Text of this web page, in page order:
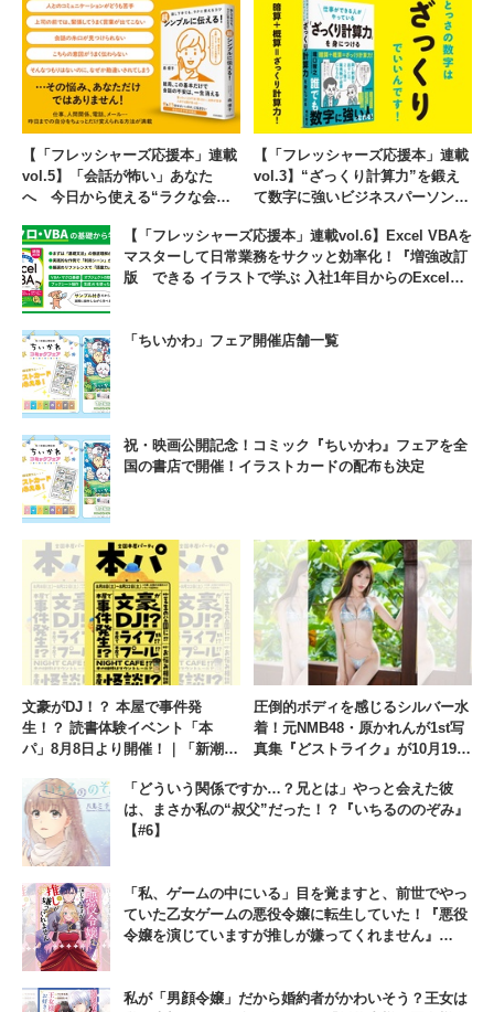
【「フレッシャーズ応援本」連載
vol.5】「会話が怖い」あなた
へ 今日から使える“ラクな会
下手でも、ラクに言えるコツ 超
シンプルに伝える！』
【「フレッシャーズ応援本」連載
vol.3】“ざっくり計算力”を鍛え
て数字に強いビジネスパーソンを
ている「ざっくり計算力」を身に
つける』
【「フレッシャーズ応援本」連載vol.6】Excel VBAを
マスターして日常業務をサクッと効率化！『増強改訂
版 できる イラストで学ぶ 入社1年目からのExcel
「ちいかわ」フェア開催店舗一覧
祝・映画公開記念！コミック『ちいかわ』フェアを全
国の書店で開催！イラストカードの配布も決定
文豪がDJ！？ 本屋で事件発
生！？ 読書体験イベント「本
パ」8月8日より開催！｜「新潮文
ラボレーション
圧倒的ボディを感じるシルバー水
着！元NMB48・原かれんが1st写
真集『どストライク』が10月19日
「どういう関係ですか…？兄とは」やっと会えた彼
は、まさか私の“叔父”だった！？『いちるののぞみ』
【#6】
「私、ゲームの中にいる」目を覚ますと、前世でやっ
ていた乙女ゲームの悪役令嬢に転生していた！『悪役
令嬢を演じていますが推しが嫌ってくれません』
私が「男顔令嬢」だから婚約者がかわいそう？王女は